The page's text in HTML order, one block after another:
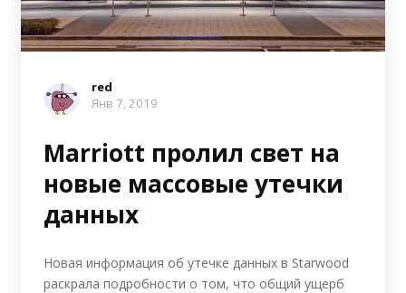
red
Янв 7, 2019
Marriott пролил свет на
новые массовые утечки
данных
Новая информация об утечке данных в Starwood
раскрала подробности о том, что общий ущерб